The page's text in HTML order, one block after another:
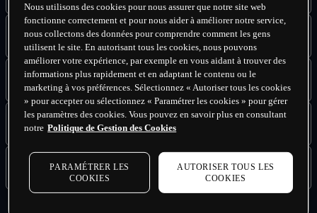
Rejoignez la communauté
Trouvez de l'inspiration et des idées auprès de l'une des
plus grandes communautés de trading en ligne au monde.
Calendrier des marchés
Préparez-vous aux annonces clés avec le calendrier
financier facile à utiliser de TradingView, qui vous permet
de filtrer les événements par importance, pays et
catégorie (par exemple, prix, PIB, etc).
Alertes flexibles
Configurez des alertes personnalisées en utilisant 13
conditions intégrées basées sur le prix et le volume.
Intégration harmonieuse
Ouvrez, gérez et clôturez vos transactions avec nous
Nous utilisons des cookies pour nous assurer que notre site web
fonctionne correctement et pour nous aider à améliorer notre service,
nous collectons des données pour comprendre comment les gens
utilisent le site. En autorisant tous les cookies, nous pouvons
améliorer votre expérience, par exemple en vous aidant à trouver des
informations plus rapidement et en adaptant le contenu ou le
marketing à vos préférences. Sélectionnez « Autoriser tous les cookies
» pour accepter ou sélectionnez « Paramétrer les cookies » pour gérer
les paramètres des cookies. Vous pouvez en savoir plus en consultant
notre Politique de Gestion des Cookies
PARAMÉTRER LES
COOKIES
AUTORISER TOUS LES
COOKIES